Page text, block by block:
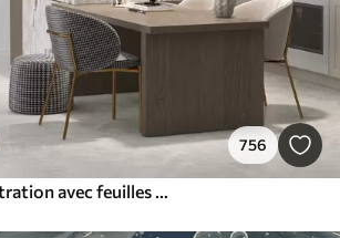
756
Papiers peints Illustration avec feuilles vertes, fleurs blanches, pivoine et branches